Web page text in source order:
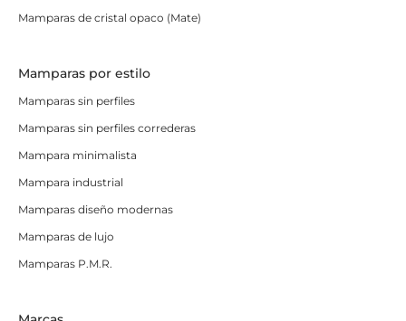
Mamparas de cristal opaco (Mate)
Mamparas por estilo
Mamparas sin perfiles
Mamparas sin perfiles correderas
Mampara minimalista
Mampara industrial
Mamparas diseño modernas
Mamparas de lujo
Mamparas P.M.R.